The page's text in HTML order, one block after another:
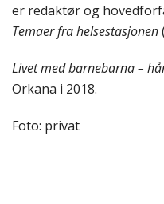
er redaktør og
Temaer fra helsestasjonen
Livet med barnebarna –
Orkana i 2018.
Foto: privat